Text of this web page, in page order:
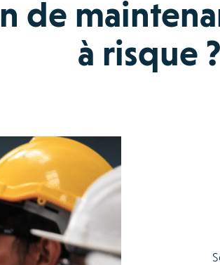
de
à risque ?